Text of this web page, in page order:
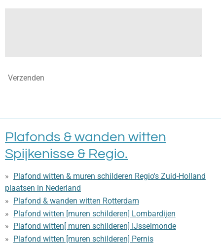
Verzenden
Plafonds & wanden witten
Spijkenisse & Regio.
Plafond witten & muren schilderen Regio's Zuid-Holland
plaatsen in Nederland
Plafond & wanden witten Rotterdam
Plafond witten [muren schilderen] Lombardijen
Plafond witten[ muren schilderen] IJsselmonde
Plafond witten [muren schilderen] Pernis